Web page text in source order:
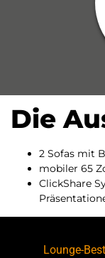
Die
2 Sofas mit
mobiler 65
ClickShare
Lounge-